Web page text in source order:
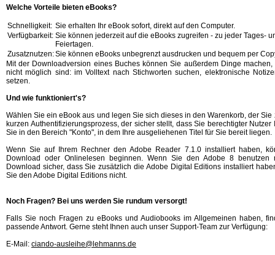
Welche Vorteile bieten eBooks?
Schnelligkeit: Sie erhalten Ihr eBook sofort, direkt auf den Computer.
Verfügbarkeit: Sie können jederzeit auf die eBooks zugreifen - zu jeder Tages-
Feiertagen.
Zusatznutzen:Sie können eBooks unbegrenzt ausdrucken und bequem per
Mit der Downloadversion eines Buches können Sie außerdem Dinge
nicht möglich sind: im Volltext nach Stichworten suchen, elektronische
setzen.
Und wie funktioniert's?
Wählen Sie ein eBook aus und legen Sie sich dieses in den Warenkorb, der
kurzen Authentifizierungsprozess, der sicher stellt, dass Sie berechtigter
Sie in den Bereich "Konto", in dem Ihre ausgeliehenen Titel für Sie bereit liegen.
Wenn Sie auf Ihrem Rechner den Adobe Reader 7.1.0 installiert haben,
Download oder Onlinelesen beginnen. Wenn Sie den Adobe 8
Download sicher, dass Sie zusätzlich die Adobe Digital Editions installiert
Sie den Adobe Digital Editions nicht.
Noch Fragen? Bei uns werden Sie rundum versorgt!
Falls Sie noch Fragen zu eBooks und Audiobooks im Allgemeinen haben,
passende Antwort. Gerne steht Ihnen auch unser Support-Team zur Verfügung:
E-Mail: ciando-ausleihe@lehmanns.de